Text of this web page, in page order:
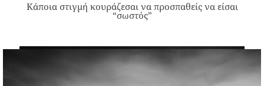
Κάποια στιγμή κουράζεσαι να προσπαθείς να είσαι
“σωστός”